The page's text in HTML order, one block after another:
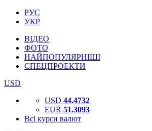
РУС
УКР
ВІДЕО
ФОТО
НАЙПОПУЛЯРНІШІ
СПЕЦПРОЕКТИ
USD
USD 44.4732
EUR 51.3093
Всі курси валют